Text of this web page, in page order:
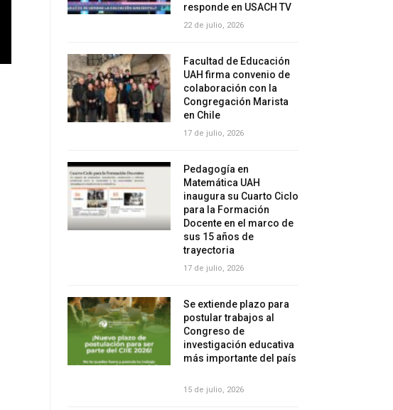
responde en USACH TV
22 de julio, 2026
Facultad de Educación
UAH firma convenio de
colaboración con la
Congregación Marista
en Chile
17 de julio, 2026
Pedagogía en
Matemática UAH
inaugura su Cuarto Ciclo
para la Formación
Docente en el marco de
sus 15 años de
trayectoria
17 de julio, 2026
Se extiende plazo para
postular trabajos al
Congreso de
investigación educativa
más importante del país
15 de julio, 2026